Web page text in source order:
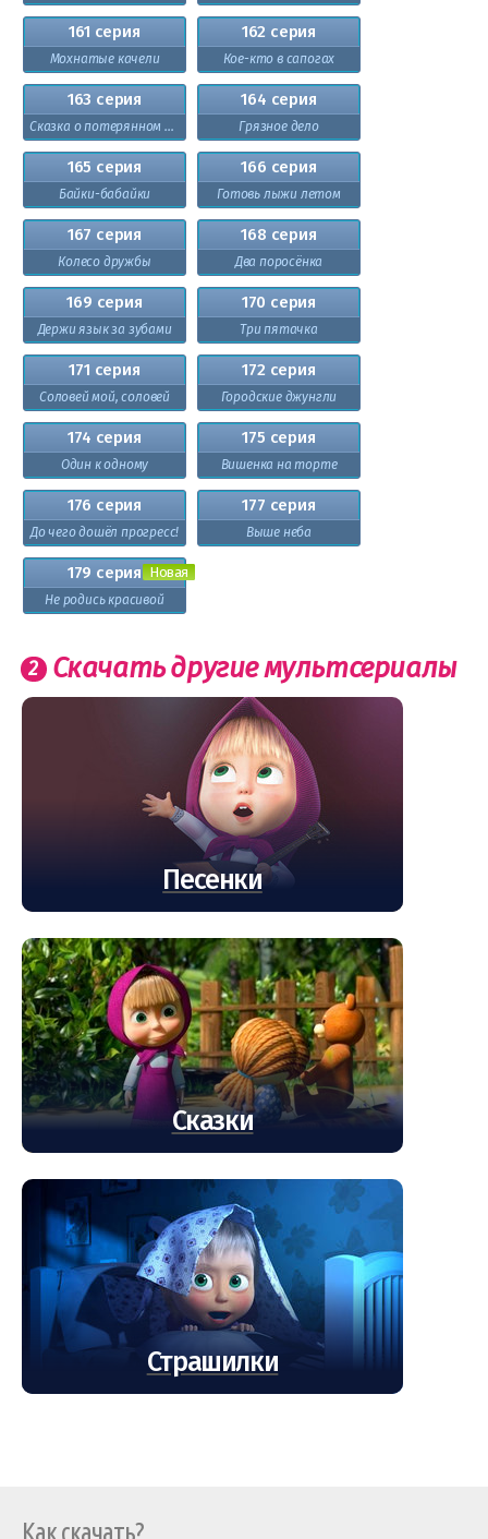
161 серия
Мохнатые качели
162 серия
Кое-кто в сапогах
163 серия
Сказка о потерянном времени
164 серия
Грязное дело
165 серия
Байки-бабайки
166 серия
Готовь лыжи летом
167 серия
Колесо дружбы
168 серия
Два поросёнка
169 серия
Держи язык за зубами
170 серия
Три пятачка
171 серия
Соловей мой, соловей
172 серия
Городские джунгли
174 серия
Один к одному
175 серия
Вишенка на торте
176 серия
До чего дошёл прогресс!
177 серия
Выше неба
179 серия
Не родись красивой
Скачать другие мультсериалы
Песенки
Сказки
Страшилки
Как скачать?